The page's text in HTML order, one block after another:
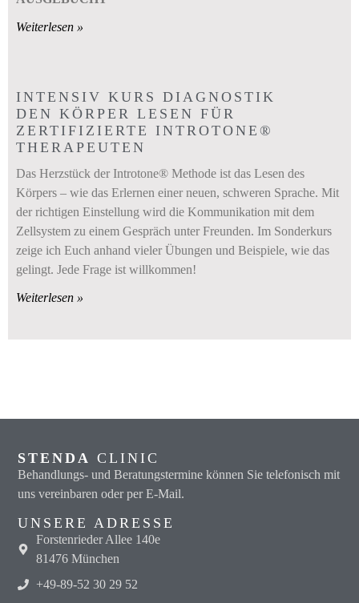
Weiterlesen »
INTENSIV KURS DIAGNOSTIK
DEN KÖRPER LESEN FÜR
ZERTIFIZIERTE INTROTONE®
THERAPEUTEN
Das Herzstück der Introtone® Methode ist das Lesen des
Körpers – wie das Erlernen einer neuen, schweren Sprache. Mit
der richtigen Einstellung wird die Kommunikation mit dem
Zellsystem zu einem Gespräch unter Freunden. Im Sonderkurs
zeige ich Euch anhand vieler Übungen und Beispiele, wie das
gelingt. Jede Frage ist willkommen!
Weiterlesen »
STENDA CLINIC
Behandlungs- und Beratungstermine können Sie telefonisch mit
uns vereinbaren oder per E-Mail.
UNSERE ADRESSE
Forstenrieder Allee 140e
81476 München
+49-89-52 30 29 52